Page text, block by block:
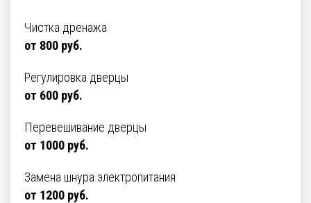
Чистка дренажа
от 800 руб.
Регулировка дверцы
от 600 руб.
Перевешивание дверцы
от 1000 руб.
Замена шнура электропитания
от 1200 руб.